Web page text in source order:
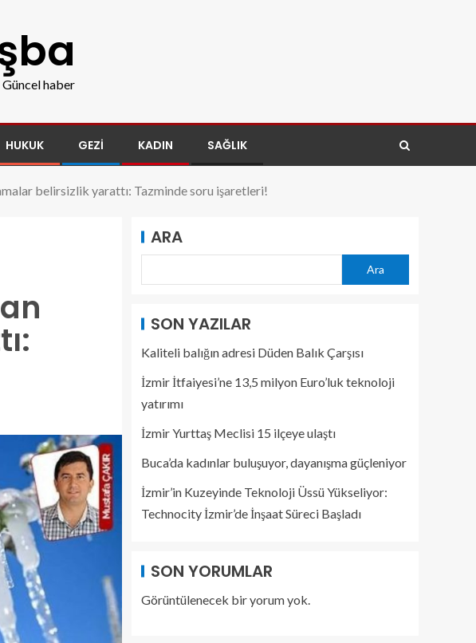
haber
HUKUK GEZI KADIN SAĞLIK
belirsizlik yarattı: Tazminde soru işaretleri!
ARA
Ara
SON YAZILAR
Kaliteli balığın adresi Düden Balık Çarşısı
İzmir İtfaiyesi’ne 13,5 milyon Euro’luk teknoloji
yatırımı
İzmir Yurttaş Meclisi 15 ilçeye ulaştı
Buca’da kadınlar buluşuyor, dayanışma güçleniyor
İzmir’in Kuzeyinde Teknoloji Üssü Yükseliyor:
Technocity İzmir’de İnşaat Süreci Başladı
SON YORUMLAR
Görüntülenecek bir yorum yok.